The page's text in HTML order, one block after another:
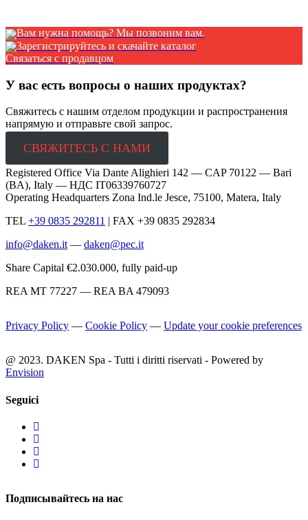
Вам нужна помощь? Мы позвоним вам.
Зарегистрируйтесь и скачайте каталог
Связаться с продавцом
У вас есть вопросы о наших продуктах?
Свяжитесь с нашим отделом продукции и распространения
напрямую и отправьте свой запрос.
СВЯЖИТЕСЬ С НАМИ
Registered Office Via Dante Alighieri 142 — CAP 70122 — Bari
(BA), Italy — НДС IT06339760727
Operating Headquarters Zona Ind.le Jesce, 75100, Matera, Italy
TEL +39 0835 292811 | FAX +39 0835 292834
info@daken.it — daken@pec.it
Share Capital €2.030.000, fully paid-up
REA MT 77227 — REA BA 479093
Privacy Policy — Cookie Policy — Update your cookie preferences
@ 2023. DAKEN Spa - Tutti i diritti riservati - Powered by
Envision
Seguici
Подписывайтесь на нас